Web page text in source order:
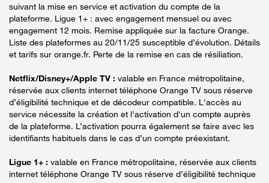
suivant la mise en service et activation du compte de la
plateforme. Ligue 1+ : avec engagement mensuel ou avec
engagement 12 mois. Remise appliquée sur la facture Orange.
Liste des plateformes au 20/11/25 susceptible d’évolution. Détails
et tarifs sur orange.fr. Perte de la remise en cas de résiliation.
Netflix/Disney+/Apple TV : valable en France métropolitaine,
réservée aux clients internet téléphone Orange TV sous réserve
d’éligibilité technique et de décodeur compatible. L'accès au
service nécessite la création et l'activation d'un compte auprès
de la plateforme. L’activation pourra également se faire avec les
identifiants habituels dans le cas d’un compte préexistant.
Ligue 1+ : valable en France métropolitaine, réservée aux clients
internet téléphone Orange TV sous réserve d’éligibilité technique